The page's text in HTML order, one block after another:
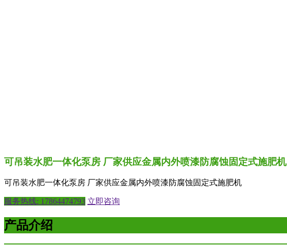
可吊装水肥一体化泵房 厂家供应金属内外喷漆防腐蚀固定式施肥机
可吊装水肥一体化泵房 厂家供应金属内外喷漆防腐蚀固定式施肥机
服务热线: 17864474793 立即咨询
产品介绍